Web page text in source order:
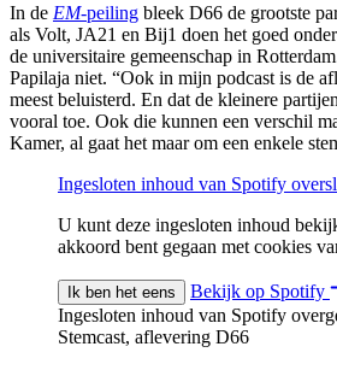
In de EM-peiling bleek D66 de grootste
als Volt, JA21 en Bij1 doen het goed
de universitaire gemeenschap in
Papilaja niet. “Ook in mijn podcast is de
meest beluisterd. En dat de kleinere
vooral toe. Ook die kunnen een verschil
Kamer, al gaat het maar om een enkele
Ingesloten inhoud van Spotify
U kunt deze ingesloten inhoud
akkoord bent gegaan met cookies
Ik ben het eens
Bekijk op Spotify
Ingesloten inhoud van Spotify
Stemcast, aflevering D66